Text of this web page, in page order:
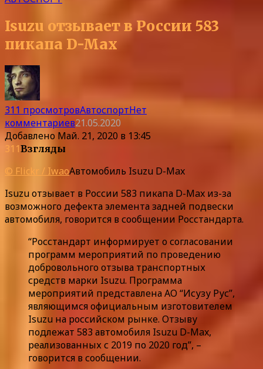
Isuzu отзывает в России 583
пикапа D-Max
311 просмотровАвтоспортНет
комментариев21.05.2020
Добавлено Май. 21, 2020 в 13:45
311Взгляды
© Flickr / IwaoАвтомобиль Isuzu D-Max
Isuzu отзывает в России 583 пикапа D-Max из-за
возможного дефекта элемента задней подвески
автомобиля, говорится в сообщении Росстандарта.
“Росстандарт информирует о согласовании
программ мероприятий по проведению
добровольного отзыва транспортных
средств марки Isuzu. Программа
мероприятий представлена АО “Исузу Рус”,
являющимся официальным изготовителем
Isuzu на российском рынке. Отзыву
подлежат 583 автомобиля Isuzu D-Max,
реализованных с 2019 по 2020 год”, –
говорится в сообщении.